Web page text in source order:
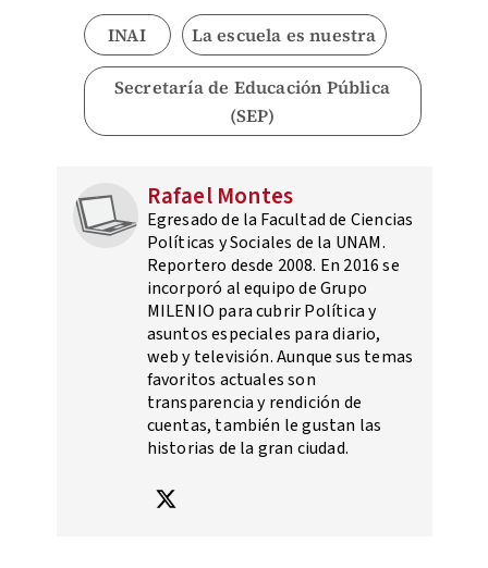
INAI La escuela es nuestra
Secretaría de Educación Pública
(SEP)
Rafael Montes
Egresado de la Facultad de Ciencias
Políticas y Sociales de la UNAM.
Reportero desde 2008. En 2016 se
incorporó al equipo de Grupo
MILENIO para cubrir Política y
asuntos especiales para diario,
web y televisión. Aunque sus temas
favoritos actuales son
transparencia y rendición de
cuentas, también le gustan las
historias de la gran ciudad.